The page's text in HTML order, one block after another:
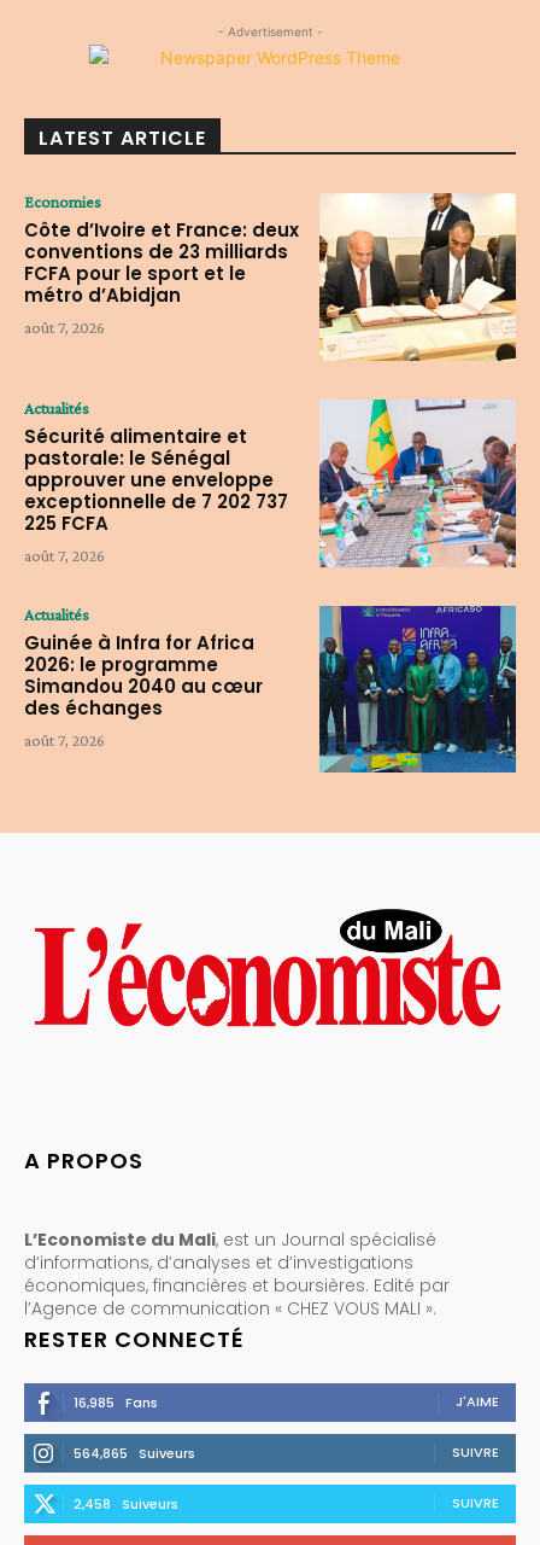
- Advertisement -
LATEST ARTICLE
Economies
Côte d’Ivoire et France: deux
conventions de 23 milliards
FCFA pour le sport et le
métro d’Abidjan
août 7, 2026
Actualités
Sécurité alimentaire et
pastorale: le Sénégal
approuver une enveloppe
exceptionnelle de 7 202 737
225 FCFA
août 7, 2026
Actualités
Guinée à Infra for Africa
2026: le programme
Simandou 2040 au cœur
des échanges
août 7, 2026
A PROPOS
L’Economiste du Mali, est un Journal spécialisé
d’informations, d’analyses et d’investigations
économiques, financières et boursières. Edité par
l’Agence de communication « CHEZ VOUS MALI ».
RESTER CONNECTÉ
16,985 Fans J'AIME
564,865 Suiveurs SUIVRE
2,458 Suiveurs SUIVRE